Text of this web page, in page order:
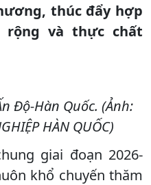
thúc đẩy hợp
rộng và thực chất
Độ-Hàn Quốc. (Ảnh:
HÀN QUỐC)
giai đoạn 2026-
khổ chuyến thăm